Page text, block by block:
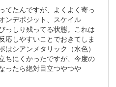
てたんですが、よくよく寄っ
ンデポジット、スケイル
っしり残ってる状態。これは
応しやすいことでおきてしま
はシアンメタリック（水色）
ちにくかったですが、今度の
ったら絶対目立つやつや